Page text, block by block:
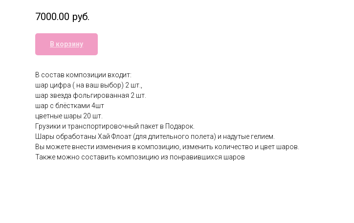
7000.00 руб.
В корзину
В состав композиции входит:
шар цифра ( на ваш выбор) 2 шт.,
шар звезда фольгированная 2 шт.
шар с блёстками 4шт
цветные шары 20 шт.
Грузики и транспортировочный пакет в Подарок.
Шары обработаны Хай Флоат (для длительного полета) и надутые гелием.
Вы можете внести изменения в композицию, изменить количество и цвет шаров.
Также можно составить композицию из понравившихся шаров